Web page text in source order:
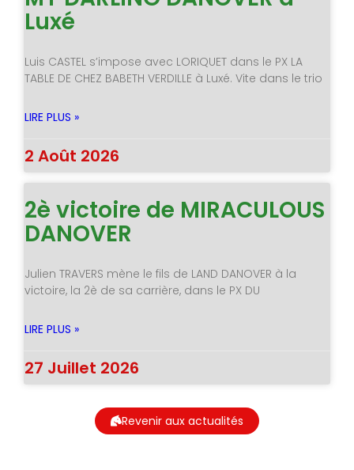
Luxé
Luis CASTEL s’impose avec LORIQUET dans le PX LA
TABLE DE CHEZ BABETH VERDILLE à Luxé. Vite dans le trio
LIRE PLUS »
2 Août 2026
2è victoire de MIRACULOUS
DANOVER
Julien TRAVERS mène le fils de LAND DANOVER à la
victoire, la 2è de sa carrière, dans le PX DU
LIRE PLUS »
27 Juillet 2026
Revenir aux actualités